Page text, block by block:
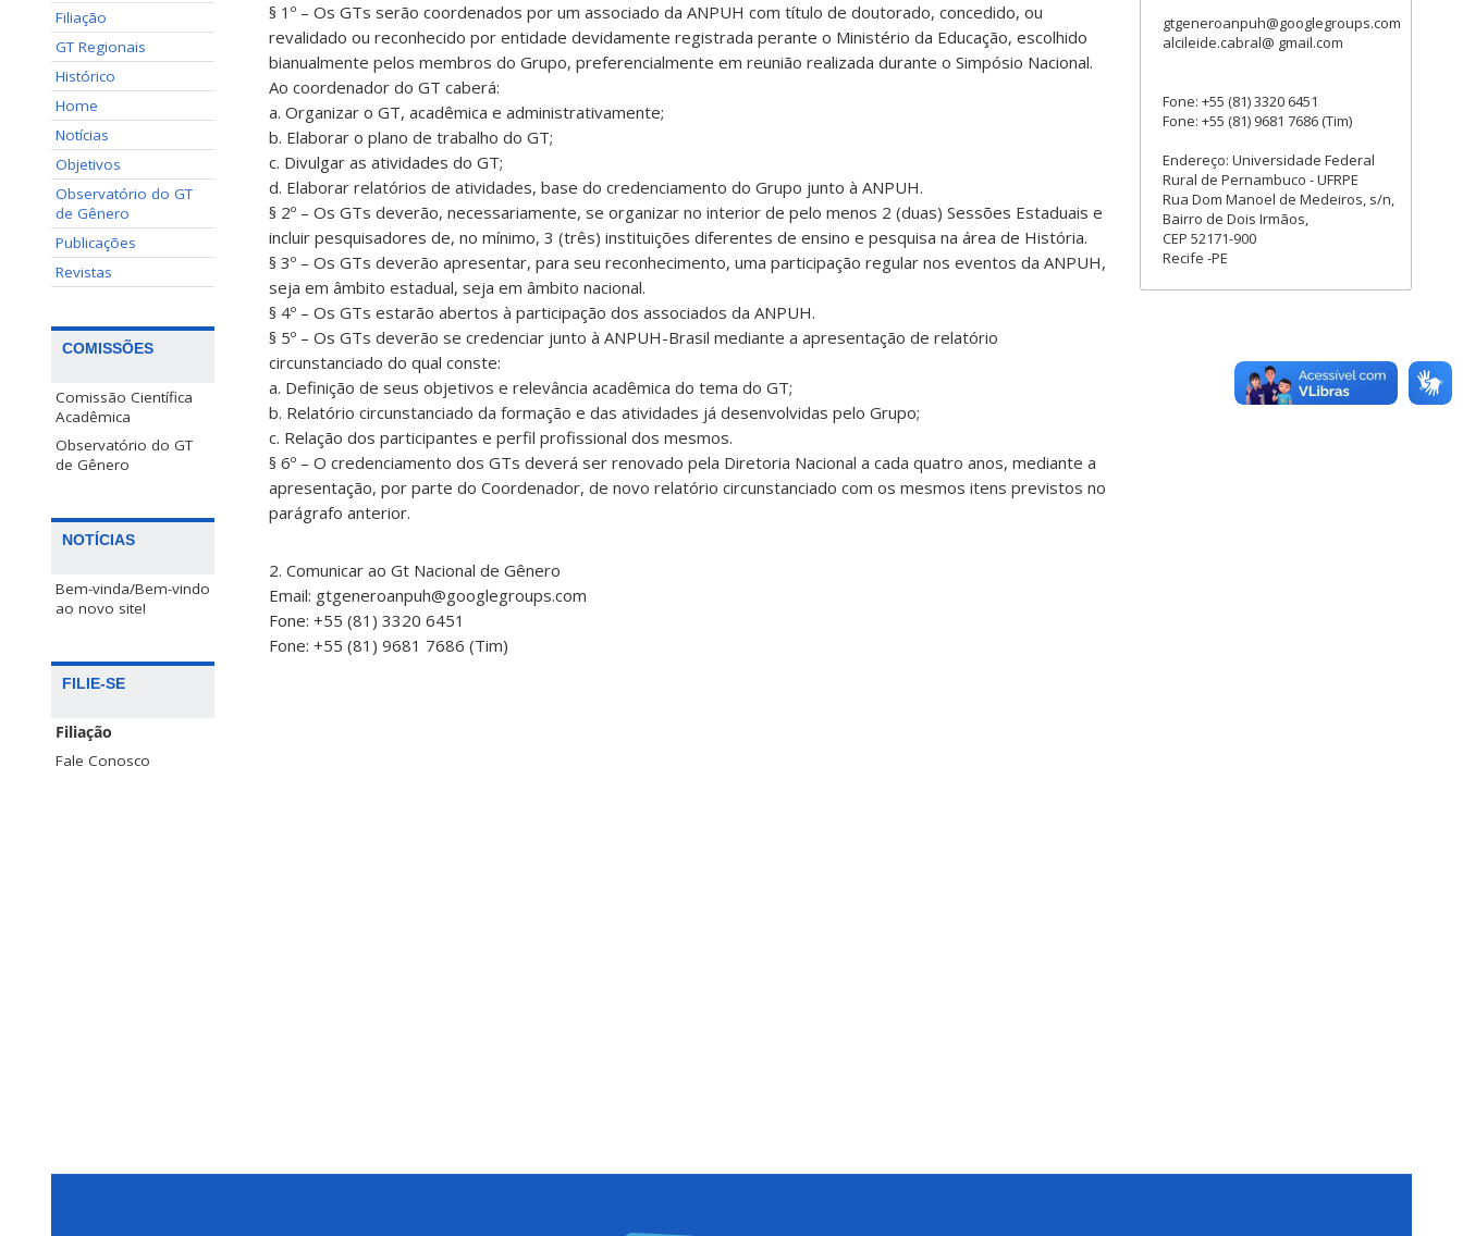
Filiação
GT Regionais
Histórico
Home
Notícias
Objetivos
Observatório do GT
de Gênero
Publicações
Revistas
COMISSÕES
Comissão Científica
Acadêmica
Observatório do GT
de Gênero
NOTÍCIAS
Bem-vinda/Bem-vindo
ao novo site!
FILIE-SE
Filiação
Fale Conosco
§ 1º – Os GTs serão coordenados por um associado da ANPUH com título de doutorado, concedido, ou
revalidado ou reconhecido por entidade devidamente registrada perante o Ministério da Educação, escolhido
bianualmente pelos membros do Grupo, preferencialmente em reunião realizada durante o Simpósio Nacional.
Ao coordenador do GT caberá:
a. Organizar o GT, acadêmica e administrativamente;
b. Elaborar o plano de trabalho do GT;
c. Divulgar as atividades do GT;
d. Elaborar relatórios de atividades, base do credenciamento do Grupo junto à ANPUH.
§ 2º – Os GTs deverão, necessariamente, se organizar no interior de pelo menos 2 (duas) Sessões Estaduais e
incluir pesquisadores de, no mínimo, 3 (três) instituições diferentes de ensino e pesquisa na área de História.
§ 3º – Os GTs deverão apresentar, para seu reconhecimento, uma participação regular nos eventos da ANPUH,
seja em âmbito estadual, seja em âmbito nacional.
§ 4º – Os GTs estarão abertos à participação dos associados da ANPUH.
§ 5º – Os GTs deverão se credenciar junto à ANPUH-Brasil mediante a apresentação de relatório
circunstanciado do qual conste:
a. Definição de seus objetivos e relevância acadêmica do tema do GT;
b. Relatório circunstanciado da formação e das atividades já desenvolvidas pelo Grupo;
c. Relação dos participantes e perfil profissional dos mesmos.
§ 6º – O credenciamento dos GTs deverá ser renovado pela Diretoria Nacional a cada quatro anos, mediante a
apresentação, por parte do Coordenador, de novo relatório circunstanciado com os mesmos itens previstos no
parágrafo anterior.
2. Comunicar ao Gt Nacional de Gênero
Email: gtgeneroanpuh@googlegroups.com
Fone: +55 (81) 3320 6451
Fone: +55 (81) 9681 7686 (Tim)
gtgeneroanpuh@googlegroups.com
alcileide.cabral@ gmail.com
Fone: +55 (81) 3320 6451
Fone: +55 (81) 9681 7686 (Tim)
Endereço: Universidade Federal
Rural de Pernambuco - UFRPE
Rua Dom Manoel de Medeiros, s/n,
Bairro de Dois Irmãos,
CEP 52171-900
Recife -PE